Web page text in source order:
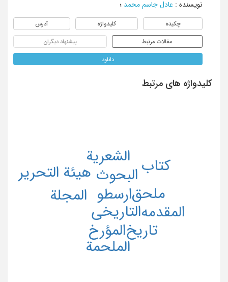
نویسنده : عادل جاسم محمد ؛
چکیده کلیدواژه آدرس
مقالات مرتبط پیشنهاد دیگران
دانلود
کلیدواژه های مرتبط
ارسطو
البحوث
التاریخی
الشعریة
المؤرخ
المجلة
المقدمه
الملحمة
تاریخ
ملحق
هیئة التحریر کتاب